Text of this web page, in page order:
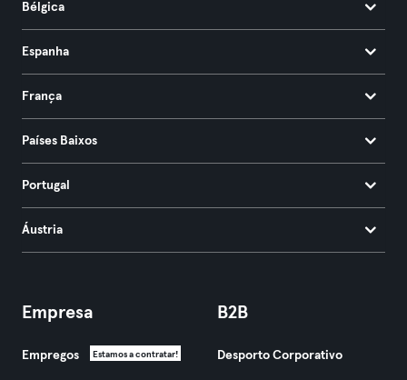
Bélgica
Espanha
França
Países Baixos
Portugal
Áustria
Empresa
Empregos Estamos a contratar!
B2B
Desporto Corporativo